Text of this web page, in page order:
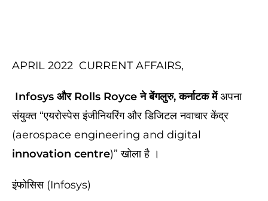
APRIL 2022 CURRENT AFFAIRS,
Infosys और Rolls Royce ने बेंगलुरु, कर्नाटक मेंअपना
संयुक्त “एयरोस्पेस इंजीनियरिंग और डिजिटल नवाचार केंद्र
(aerospace engineering and digital
innovation centre)” खोला है ।
इंफोसिस (Infosys)